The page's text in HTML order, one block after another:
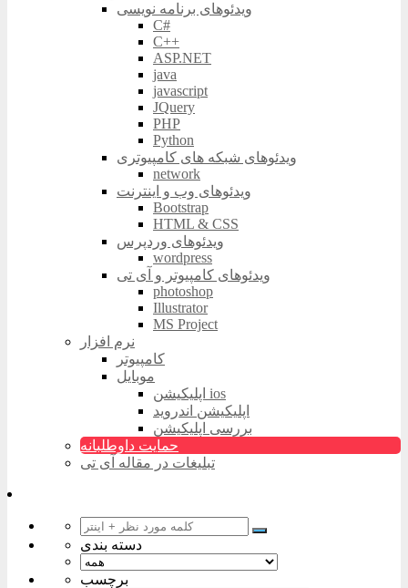
ویدئوهای برنامه نویسی
C#
C++
ASP.NET
java
javascript
JQuery
PHP
Python
ویدئوهای شبکه های کامپیوتری
network
ویدئوهای وب و اینترنت
Bootstrap
HTML & CSS
ویدئوهای وردپرس
wordpress
ویدئوهای کامپیوتر و آی تی
photoshop
Illustrator
MS Project
نرم افزار
کامپیوتر
موبایل
اپلیکیشن ios
اپلیکیشن اندروید
بررسی اپلیکیشن
حمایت داوطلبانه
تبلیغات در مقاله آی تی
دسته بندی
برچسب